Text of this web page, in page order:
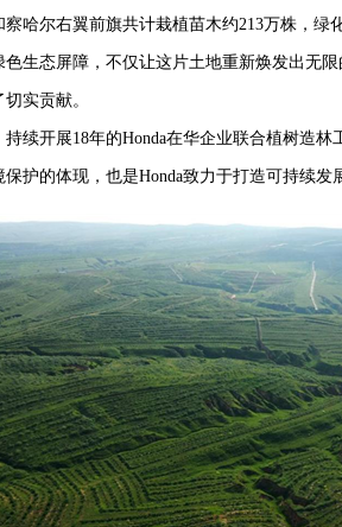
察哈尔右翼前旗共计栽植苗木约213万株，绿
生态屏障，不仅让这片土地重新焕发出无
实贡献。
续开展18年的Honda在华企业联合植树造林
护的体现，也是Honda致力于打造可持续发